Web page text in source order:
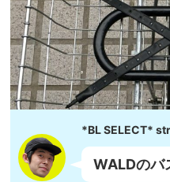
*BL SELECT*
WALDのバ